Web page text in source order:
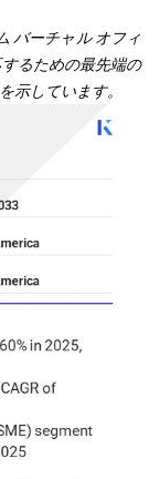
バーチャル オフィ
るための最先端の
示しています。